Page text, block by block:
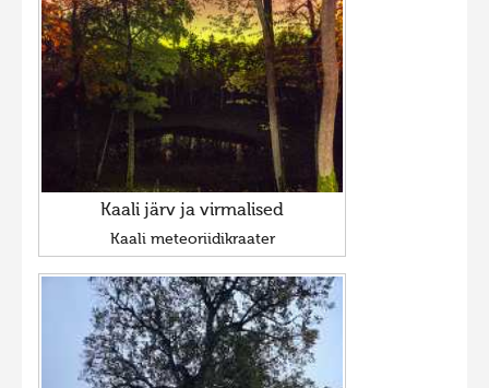
Kaali järv ja virmalised
Kaali meteoriidikraater